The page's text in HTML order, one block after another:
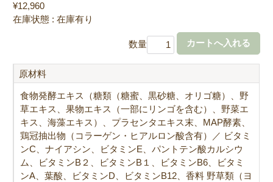
¥12,960
在庫状態 : 在庫有り
数量
原材料
食物発酵エキス（糖類（糖蜜、黒砂糖、オリゴ糖）、野
草エキス、果物エキス（一部にリンゴを含む）、野菜エ
キス、海藻エキス）、プラセンタエキス末、MAP酵素、
鶏冠抽出物（コラーゲン・ヒアルロン酸含有）／ ビタミ
ンC、ナイアシン、ビタミンE、パントテン酸カルシウ
ム、ビタミンB２、ビタミンB１、ビタミンB6、ビタミ
ンA、葉酸、ビタミンD、ビタミンB12、香料 野草類（ヨ